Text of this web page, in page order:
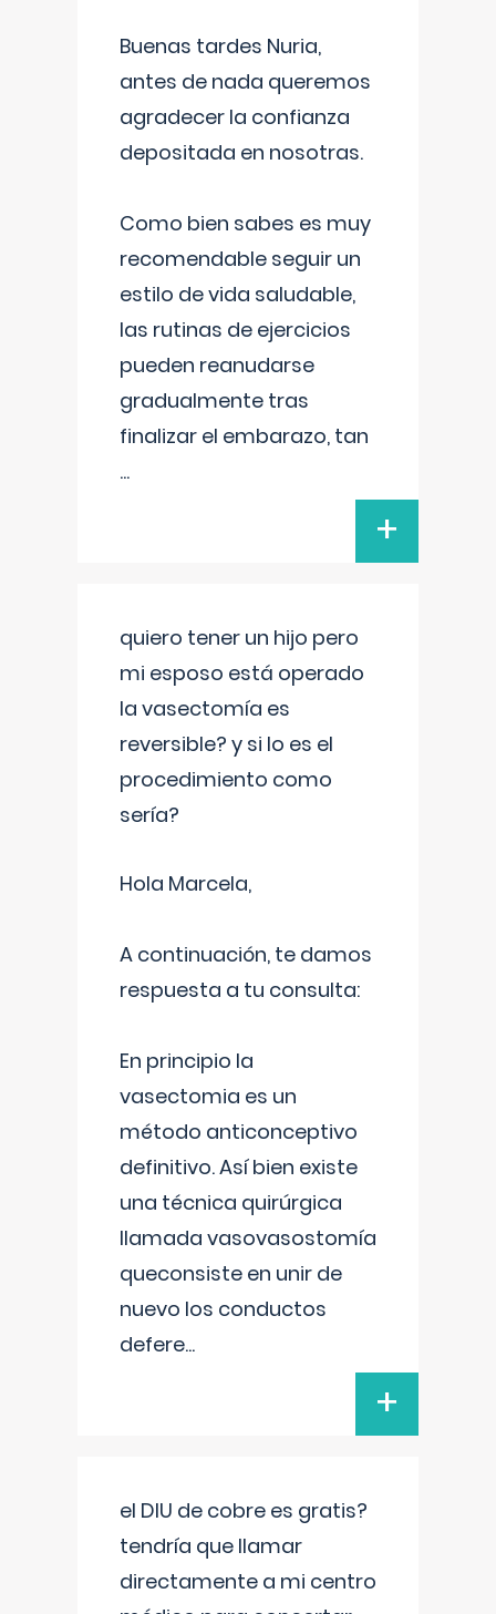
Buenas tardes Nuria,
antes de nada queremos
agradecer la confianza
depositada en nosotras.
Como bien sabes es muy
recomendable seguir un
estilo de vida saludable,
las rutinas de ejercicios
pueden reanudarse
gradualmente tras
finalizar el embarazo, tan
...
+
quiero tener un hijo pero
mi esposo está operado
la vasectomía es
reversible? y si lo es el
procedimiento como
sería?
Hola Marcela,
A continuación, te damos
respuesta a tu consulta:
En principio la
vasectomia es un
método anticonceptivo
definitivo. Así bien existe
una técnica quirúrgica
llamada vasovasostomía
queconsiste en unir de
nuevo los conductos
defere...
+
el DIU de cobre es gratis?
tendría que llamar
directamente a mi centro